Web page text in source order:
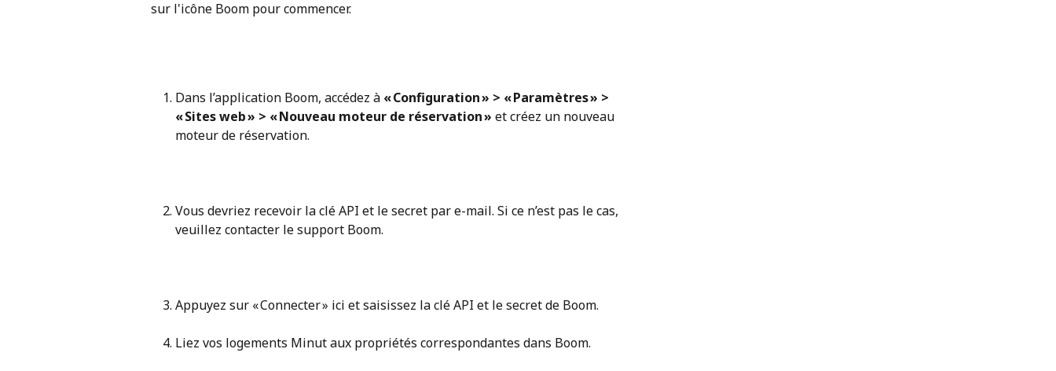
sur l'icône Boom pour commencer.
Dans l’application Boom, accédez à « Configuration » > « Paramètres » >
« Sites web » > « Nouveau moteur de réservation » et créez un nouveau
moteur de réservation.
Vous devriez recevoir la clé API et le secret par e-mail. Si ce n’est pas le cas,
veuillez contacter le support Boom.
Appuyez sur « Connecter » ici et saisissez la clé API et le secret de Boom.
Liez vos logements Minut aux propriétés correspondantes dans Boom.